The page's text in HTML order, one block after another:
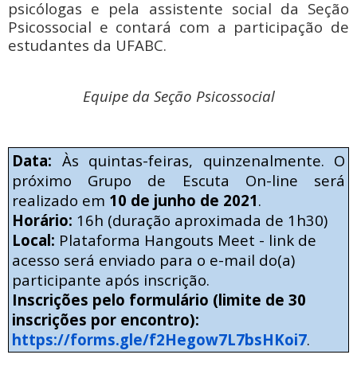
psicólogas e pela assistente social da Seção
Psicossocial e contará com a participação de
estudantes da UFABC.
Equipe da Seção Psicossocial
Data: Às quintas-feiras, quinzenalmente. O
próximo Grupo de Escuta On-line será
realizado em 10 de junho de 2021.
Horário: 16h (duração aproximada de 1h30)
Local: Plataforma Hangouts Meet - link de
acesso será enviado para o e-mail do(a)
participante após inscrição.
Inscrições pelo formulário (limite de 30
inscrições por encontro):
https://forms.gle/f2Hegow7L7bsHKoi7.